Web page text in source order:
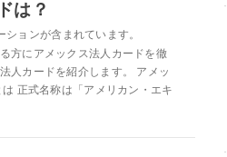
は？
方にアメックス法人カードを徹
人カードを紹介します。 アメッ
正式名称は「アメリカン・エキ